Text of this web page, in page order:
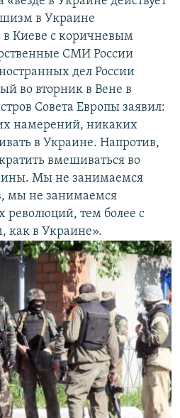
в Украине
в Киеве с коричневым
СМИ России
дел России
во вторник в Вене в
Совета Европы заявил:
намерений, никаких
в Украине. Напротив,
вмешиваться во
Мы не занимаемся
мы не занимаемся
революций, тем более с
как в Украине».